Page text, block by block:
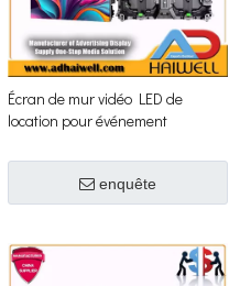
Écran de mur vidéo LED de
location pour événement
enquête